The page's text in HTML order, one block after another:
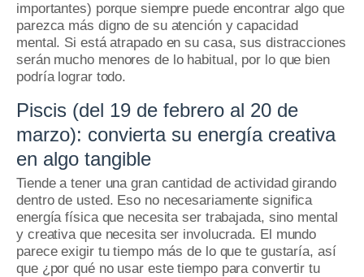
importantes) porque siempre puede encontrar algo que
parezca más digno de su atención y capacidad
mental. Si está atrapado en su casa, sus distracciones
serán mucho menores de lo habitual, por lo que bien
podría lograr todo.
Piscis (del 19 de febrero al 20 de
marzo): convierta su energía creativa
en algo tangible
Tiende a tener una gran cantidad de actividad girando
dentro de usted. Eso no necesariamente significa
energía física que necesita ser trabajada, sino mental
y creativa que necesita ser involucrada. El mundo
parece exigir tu tiempo más de lo que te gustaría, así
que ¿por qué no usar este tiempo para convertir tu